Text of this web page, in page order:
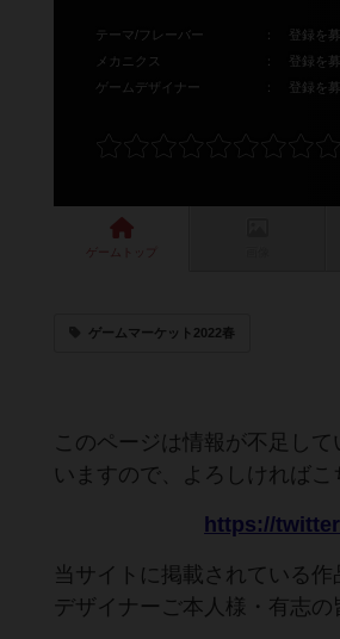
テーマ/フレーバー ：
登録を
メカニクス
：
登録を
ゲームデザイナー
： 登録を
ゲーム
ゲームマーケット2022春
このページは情報が不足し
いますので、よろしければこ
https://
当サイトに掲載されている
デザイナーご本人様・有志